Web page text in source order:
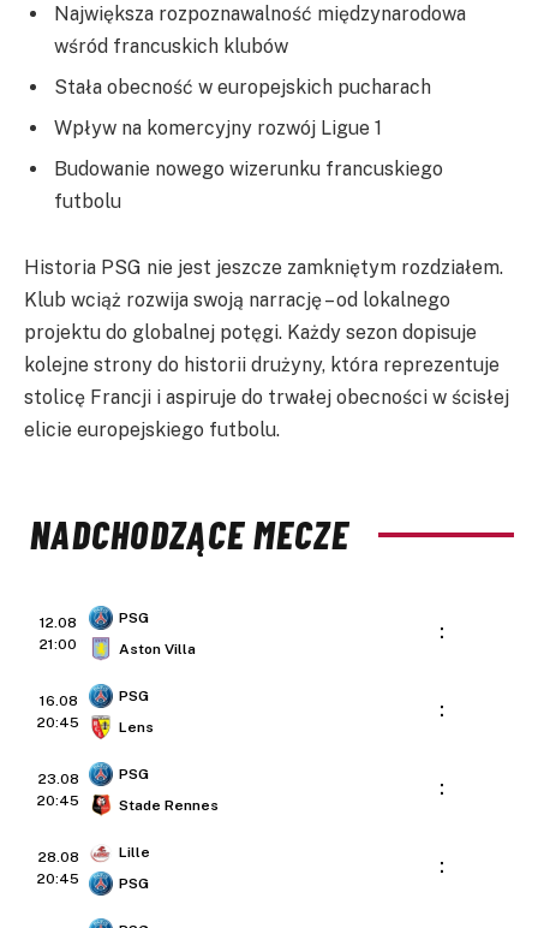
Największa rozpoznawalność międzynarodowa
wśród francuskich klubów
Stała obecność w europejskich pucharach
Wpływ na komercyjny rozwój Ligue 1
Budowanie nowego wizerunku francuskiego
futbolu
Historia PSG nie jest jeszcze zamkniętym rozdziałem.
Klub wciąż rozwija swoją narrację – od lokalnego
projektu do globalnej potęgi. Każdy sezon dopisuje
kolejne strony do historii drużyny, która reprezentuje
stolicę Francji i aspiruje do trwałej obecności w ścisłej
elicie europejskiego futbolu.
NADCHODZĄCE MECZE
12.08
21:00
PSG
Aston Villa
:
16.08
20:45
PSG
Lens
:
23.08
20:45
PSG
Stade Rennes
:
28.08
20:45
Lille
PSG
: